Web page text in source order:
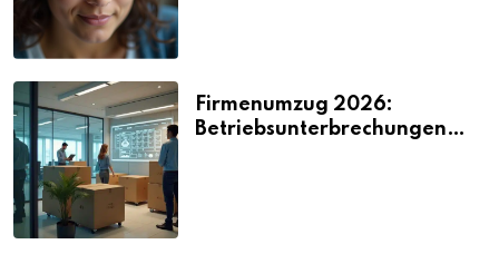
Firmenumzug 2026:
Betriebsunterbrechungen